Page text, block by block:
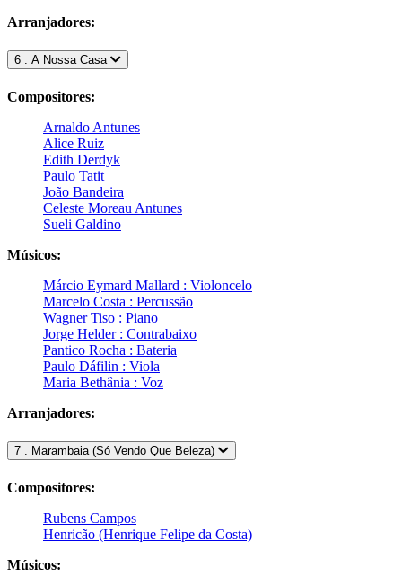
Arranjadores:
6 . A Nossa Casa
Compositores:
Arnaldo Antunes
Alice Ruiz
Edith Derdyk
Paulo Tatit
João Bandeira
Celeste Moreau Antunes
Sueli Galdino
Músicos:
Márcio Eymard Mallard : Violoncelo
Marcelo Costa : Percussão
Wagner Tiso : Piano
Jorge Helder : Contrabaixo
Pantico Rocha : Bateria
Paulo Dáfilin : Viola
Maria Bethânia : Voz
Arranjadores:
7 . Marambaia (Só Vendo Que Beleza)
Compositores:
Rubens Campos
Henricão (Henrique Felipe da Costa)
Músicos: